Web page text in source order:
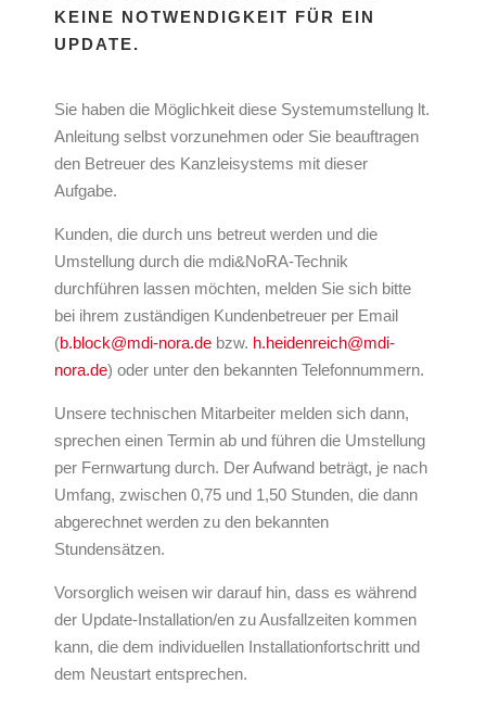
KEINE NOTWENDIGKEIT FÜR EIN
UPDATE.
Sie haben die Möglichkeit diese Systemumstellung lt.
Anleitung selbst vorzunehmen oder Sie beauftragen
den Betreuer des Kanzleisystems mit dieser
Aufgabe.
Kunden, die durch uns betreut werden und die
Umstellung durch die mdi&NoRA-Technik
durchführen lassen möchten, melden Sie sich bitte
bei ihrem zuständigen Kundenbetreuer per Email
(b.block@mdi-nora.de bzw. h.heidenreich@mdi-
nora.de) oder unter den bekannten Telefonnummern.
Unsere technischen Mitarbeiter melden sich dann,
sprechen einen Termin ab und führen die Umstellung
per Fernwartung durch. Der Aufwand beträgt, je nach
Umfang, zwischen 0,75 und 1,50 Stunden, die dann
abgerechnet werden zu den bekannten
Stundensätzen.
Vorsorglich weisen wir darauf hin, dass es während
der Update-Installation/en zu Ausfallzeiten kommen
kann, die dem individuellen Installationfortschritt und
dem Neustart entsprechen.